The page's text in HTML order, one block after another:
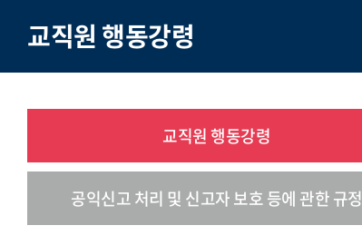
교직원 행동강령
교직원 행동강령
공익신고 처리 및 신고자 보호 등에 관한 규정